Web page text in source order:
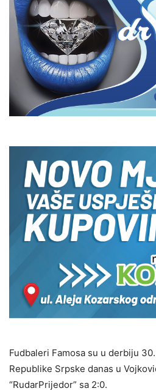
Fudbaleri Famosa su u derbiju
Republike Srpske danas u
“RudarPrijedor” sa 2:0.